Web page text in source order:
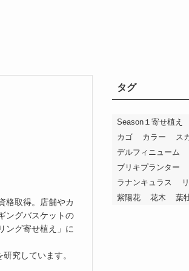
格取得。店舗やカ
ングバスケットの
ング寄せ植え」に
究しています。
タグ
Season１寄せ植え
カゴ
カラー ス
デルフィニューム
ブリキプランター
ラナンキュラス
紫陽花
花木 葉